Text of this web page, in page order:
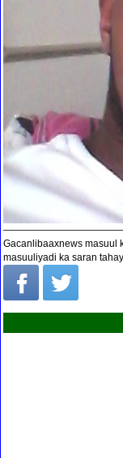
Gacanlibaaxnews masuul
masuuliyadi ka saran